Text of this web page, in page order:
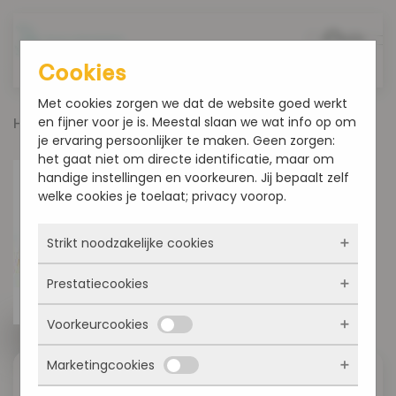
Home Oud en Nieuw Oma’s appelringen 4 stuks
Cookies
Met cookies zorgen we dat de website goed werkt
en fijner voor je is. Meestal slaan we wat info op om
je ervaring persoonlijker te maken. Geen zorgen:
het gaat niet om directe identificatie, maar om
handige instellingen en voorkeuren. Jij bepaalt zelf
welke cookies je toelaat; privacy voorop.
Strikt noodzakelijke cookies
Deze cookies zorgen ervoor dat de website
überhaupt werkt. Ze zijn dus altijd actief en
kunnen niet worden uitgezet. Meestal worden
ze alleen geplaatst als jij iets doet, zoals
inloggen, een formulier invullen of je
privacyvoorkeuren opslaan. Je kunt je browser
Prestatiecookies
Met deze cookies zien we hoe vaak onze site
bezocht wordt, waar bezoekers vandaan
komen en welke pagina’s populair zijn. Zo
kunnen we de website blijven verbeteren.
Voorkeurcookies
Deze cookies onthouden jouw voorkeuren.
Bijvoorbeeld taalkeuze of ingevulde gegevens.
Marketingcookies